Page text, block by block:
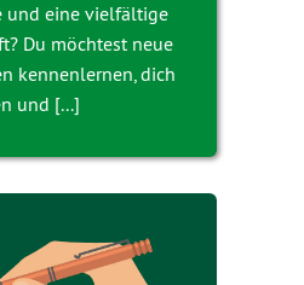
und eine vielfältige
Du möchtest neue
kennenlernen, dich
und [...]